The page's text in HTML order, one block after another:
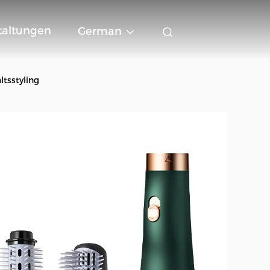
German